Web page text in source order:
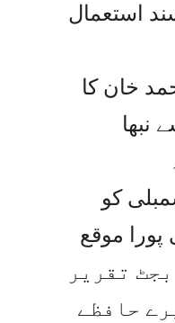
استعمال
خان کا
نبھا
کو
پورا موقع
بھی بجٹ تقریر
حافظے